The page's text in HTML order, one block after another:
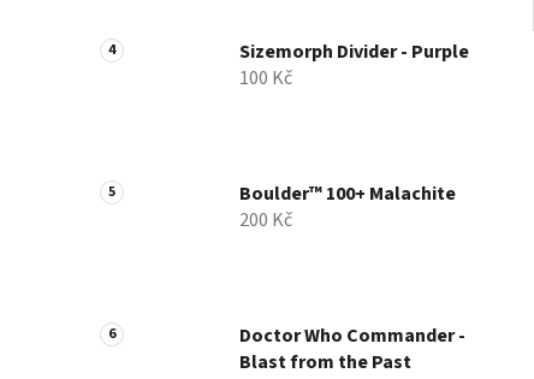
Sizemorph Divider - Purple
100 Kč
Boulder™ 100+ Malachite
200 Kč
Doctor Who Commander -
Blast from the Past